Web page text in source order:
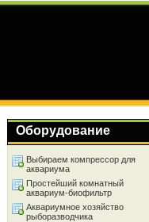
Оборудование
Выбираем компрессор для
аквариума
Простейший комнатный
аквариум-биофильтр
Аквариумное хозяйство
рыборазводчика